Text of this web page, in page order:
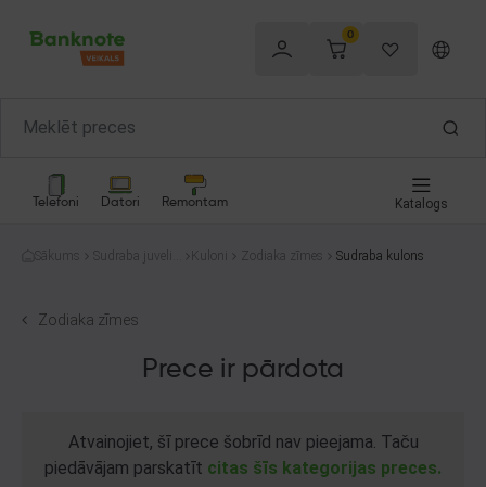
0
Telefoni Datori Remontam Katalogs
Sākums
Sudraba juvelier
Kuloni Zodiaka zīmes Sudraba kulons
Zodiaka zīmes
Prece ir pārdota
Atvainojiet, šī prece šobrīd nav pieejama. Taču
piedāvājam parskatīt citas šīs kategorijas preces.